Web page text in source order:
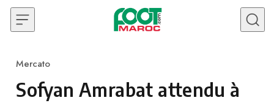
Skip to content
Category
Mercato
Sofyan Amrabat attendu à